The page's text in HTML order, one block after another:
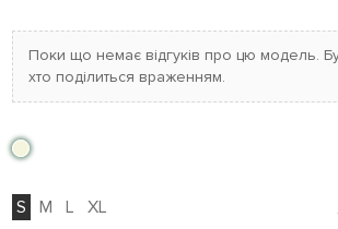
Поки що немає відгуків про цю модель.
хто поділиться враженням.
S M L XL